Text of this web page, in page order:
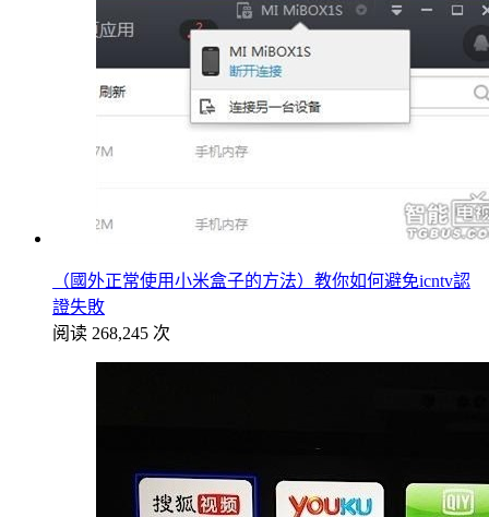
（國外正常使用小米盒子的方法）教你如何避免icntv認
證失敗
阅读 268,245 次